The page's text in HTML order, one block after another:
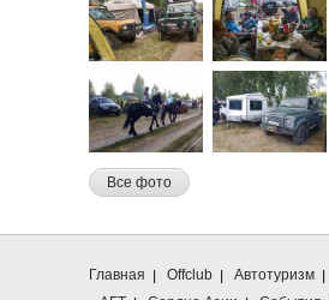
Все фото
Главная Offclub Автотуризм